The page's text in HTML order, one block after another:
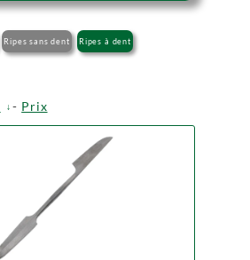
Ripes sans dent Ripes à dent
- Prix